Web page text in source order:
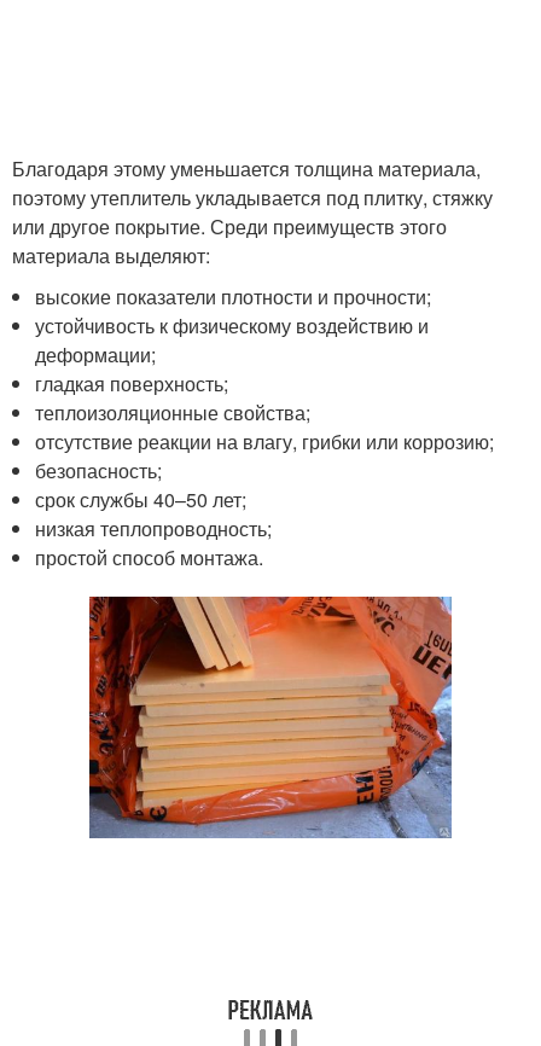
Благодаря этому уменьшается толщина материала,
поэтому утеплитель укладывается под плитку, стяжку
или другое покрытие. Среди преимуществ этого
материала выделяют:
высокие показатели плотности и прочности;
устойчивость к физическому воздействию и
деформации;
гладкая поверхность;
теплоизоляционные свойства;
отсутствие реакции на влагу, грибки или коррозию;
безопасность;
срок службы 40–50 лет;
низкая теплопроводность;
простой способ монтажа.